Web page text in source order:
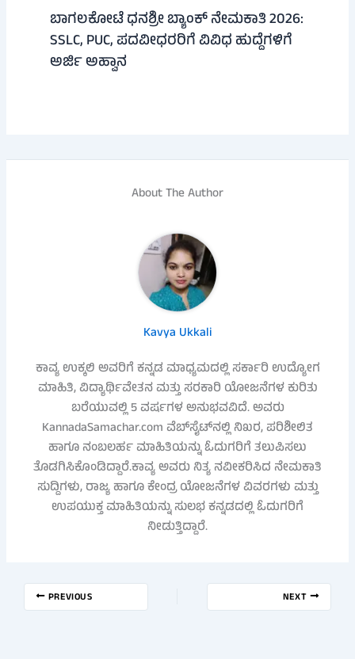
ಬಾಗಲಕೋಟೆ ಧನಶ್ರೀ ಬ್ಯಾಂಕ್ ನೇಮಕಾತಿ 2026:
SSLC, PUC, ಪದವೀಧರರಿಗೆ ವಿವಿಧ ಹುದ್ದೆಗಳಿಗೆ
ಅರ್ಜಿ ಅಹ್ವಾನ
About The Author
Kavya Ukkali
ಕಾವ್ಯ ಉಕ್ಕಲಿ ಅವರಿಗೆ ಕನ್ನಡ ಮಾಧ್ಯಮದಲ್ಲಿ ಸರ್ಕಾರಿ ಉದ್ಯೋಗ
ಮಾಹಿತಿ, ವಿದ್ಯಾರ್ಥಿವೇತನ ಮತ್ತು ಸರಕಾರಿ ಯೋಜನೆಗಳ ಕುರಿತು
ಬರೆಯುವಲ್ಲಿ 5 ವರ್ಷಗಳ ಅನುಭವವಿದೆ. ಅವರು
KannadaSamachar.com ವೆಬ್‌ಸೈಟ್‌ನಲ್ಲಿ ನಿಖರ, ಪರಿಶೀಲಿತ
ಹಾಗೂ ನಂಬಲರ್ಹ ಮಾಹಿತಿಯನ್ನು ಓದುಗರಿಗೆ ತಲುಪಿಸಲು
ತೊಡಗಿಸಿಕೊಂಡಿದ್ದಾರೆ.ಕಾವ್ಯ ಅವರು ನಿತ್ಯ ನವೀಕರಿಸಿದ ನೇಮಕಾತಿ
ಸುದ್ದಿಗಳು, ರಾಜ್ಯ ಹಾಗೂ ಕೇಂದ್ರ ಯೋಜನೆಗಳ ವಿವರಗಳು ಮತ್ತು
ಉಪಯುಕ್ತ ಮಾಹಿತಿಯನ್ನು ಸುಲಭ ಕನ್ನಡದಲ್ಲಿ ಓದುಗರಿಗೆ
ನೀಡುತ್ತಿದ್ದಾರೆ.
PREVIOUS NEXT